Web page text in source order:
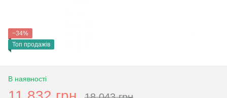
−34%
Топ продажів
В наявності